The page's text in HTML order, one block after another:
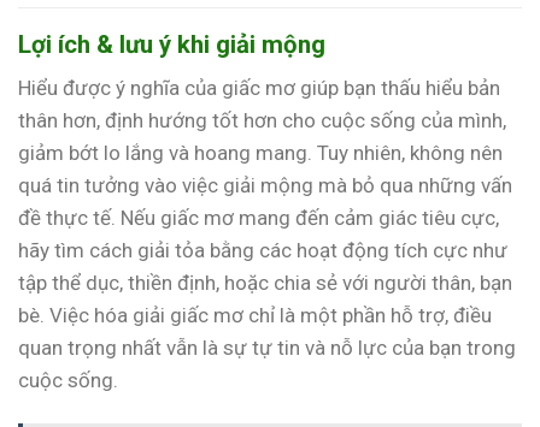
Lợi ích & lưu ý khi giải mộng
Hiểu được ý nghĩa của giấc mơ giúp bạn thấu hiểu bản
thân hơn, định hướng tốt hơn cho cuộc sống của mình,
giảm bớt lo lắng và hoang mang. Tuy nhiên, không nên
quá tin tưởng vào việc giải mộng mà bỏ qua những vấn
đề thực tế. Nếu giấc mơ mang đến cảm giác tiêu cực,
hãy tìm cách giải tỏa bằng các hoạt động tích cực như
tập thể dục, thiền định, hoặc chia sẻ với người thân, bạn
bè. Việc hóa giải giấc mơ chỉ là một phần hỗ trợ, điều
quan trọng nhất vẫn là sự tự tin và nỗ lực của bạn trong
cuộc sống.